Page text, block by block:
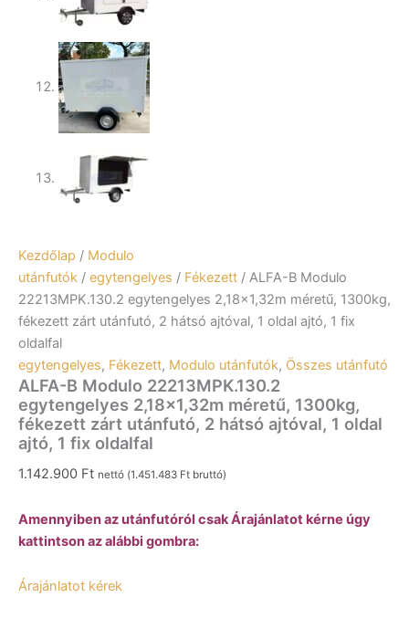
Kezdőlap / Modulo
utánfutók / egytengelyes / Fékezett / ALFA-B Modulo
22213MPK.130.2 egytengelyes 2,18×1,32m méretű, 1300kg,
fékezett zárt utánfutó, 2 hátsó ajtóval, 1 oldal ajtó, 1 fix
oldalfal
egytengelyes, Fékezett, Modulo utánfutók, Összes utánfutó
ALFA-B Modulo 22213MPK.130.2
egytengelyes 2,18×1,32m méretű, 1300kg,
fékezett zárt utánfutó, 2 hátsó ajtóval, 1 oldal
ajtó, 1 fix oldalfal
1.142.900 Ft nettó (1.451.483 Ft bruttó)
Amennyiben az utánfutóról csak Árajánlatot kérne úgy
kattintson az alábbi gombra:
Árajánlatot kérek